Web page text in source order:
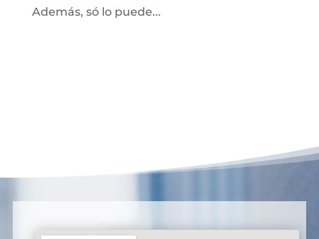
Además, só lo puede...